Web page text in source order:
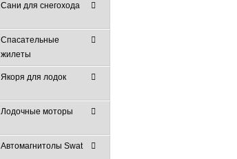
Сани для снегохода
Спасательные
жилеты
Якоря для лодок
Лодочные моторы
Автомагнитолы Swat